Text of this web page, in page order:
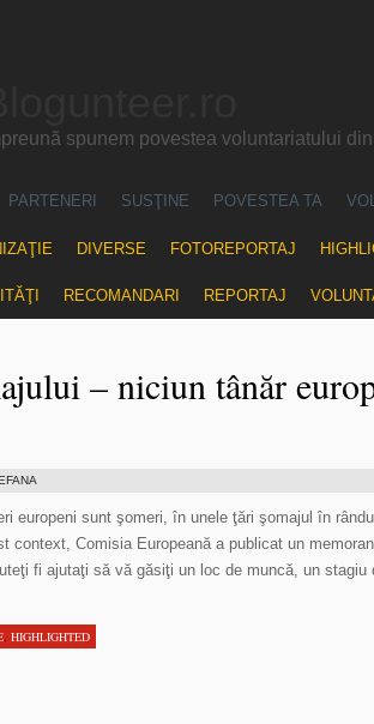
spunem povestea voluntariatului
PARTENERI SUSŢINE POVESTEA TA
DIVERSE FOTOREPORTAJ
RECOMANDARI REPORTAJ
– niciun tânăr
europeni sunt şomeri, în unele ţări şomajul în
context, Comisia Europeană a publicat un
fi ajutaţi să vă găsiţi un loc de muncă, un stagiu
, HIGHLIGHTED